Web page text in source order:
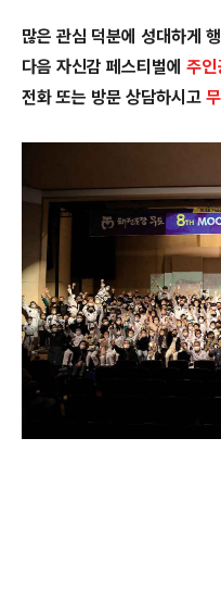
많은 관심 덕분에 성대하게
다음 자신감 페스티벌에 주인
전화 또는 방문 상담하시고